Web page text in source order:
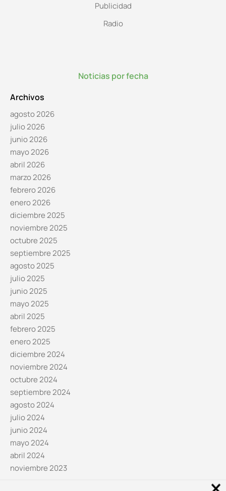
Publicidad
Radio
Noticias por fecha
Archivos
agosto 2026
julio 2026
junio 2026
mayo 2026
abril 2026
marzo 2026
febrero 2026
enero 2026
diciembre 2025
noviembre 2025
octubre 2025
septiembre 2025
agosto 2025
julio 2025
junio 2025
mayo 2025
abril 2025
febrero 2025
enero 2025
diciembre 2024
noviembre 2024
octubre 2024
septiembre 2024
agosto 2024
julio 2024
junio 2024
mayo 2024
abril 2024
noviembre 2023